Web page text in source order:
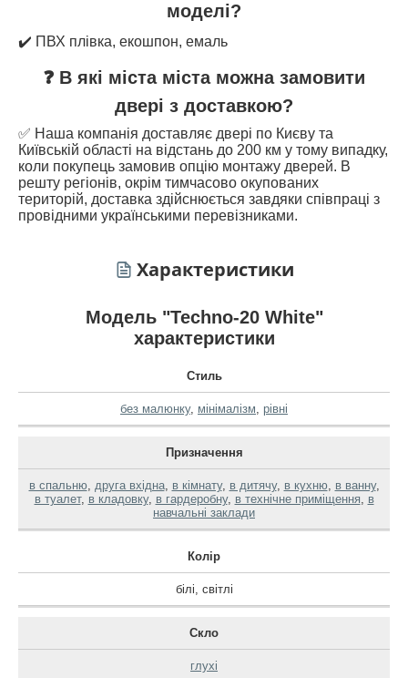
моделі?
✔️ ПВХ плівка, екошпон, емаль
❓ В які міста міста можна замовити
двері з доставкою?
✅ Наша компанія доставляє двері по Києву та
Київській області на відстань до 200 км у тому випадку,
коли покупець замовив опцію монтажу дверей. В
решту регіонів, окрім тимчасово окупованих
територій, доставка здійснюється завдяки співпраці з
провідними українськими перевізниками.
Характеристики
Модель "Techno-20 White"
характеристики
Стиль
без малюнку, мінімалізм, рівні
Призначення
в спальню, друга вхідна, в кімнату, в дитячу, в кухню, в ванну,
в туалет, в кладовку, в гардеробну, в технічне приміщення, в
навчальні заклади
Колір
білі, світлі
Скло
глухі